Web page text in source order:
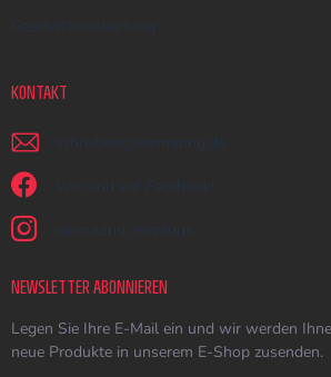
Geschäftsbewertung
KONTAKT
schreiben @ earmazing.de
Wir sind auf Facebook!
earmazing_earplugs
NEWSLETTER ABONNIEREN
Legen Sie Ihre E-Mail ein und wir werden
neue Produkte in unserem E-Shop zusenden.